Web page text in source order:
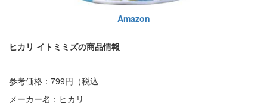
Amazon
ヒカリ イトミミズの商品情報
参考価格：799円（税込
メーカー名：ヒカリ